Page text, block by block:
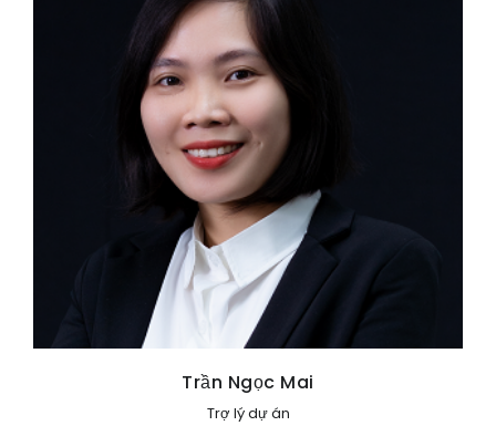
Trần Ngọc Mai
Trợ lý dự án